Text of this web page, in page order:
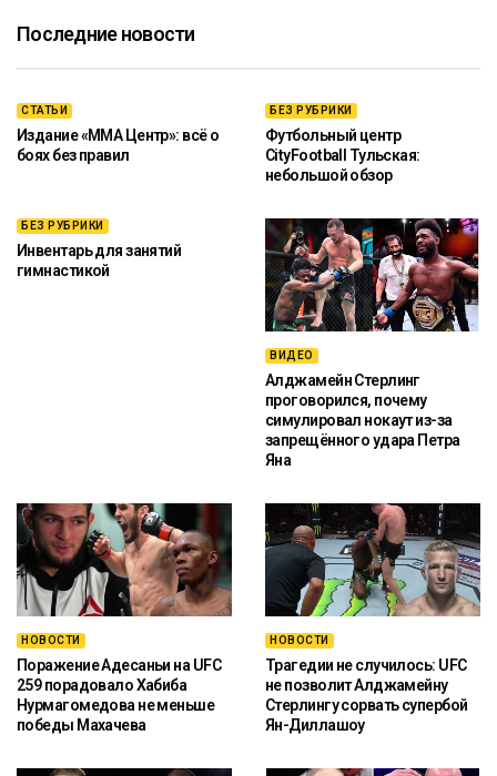
Последние новости
СТАТЬИ
Издание «ММА Центр»: всё о
боях без правил
БЕЗ РУБРИКИ
Футбольный центр
CityFootball Тульская:
небольшой обзор
БЕЗ РУБРИКИ
Инвентарь для занятий
гимнастикой
ВИДЕО
Алджамейн Стерлинг
проговорился, почему
симулировал нокаут из-за
запрещённого удара Петра
Яна
НОВОСТИ
Поражение Адесаньи на UFC
259 порадовало Хабиба
Нурмагомедова не меньше
победы Махачева
НОВОСТИ
Трагедии не случилось: UFC
не позволит Алджамейну
Стерлингу сорвать супербой
Ян-Диллашоу